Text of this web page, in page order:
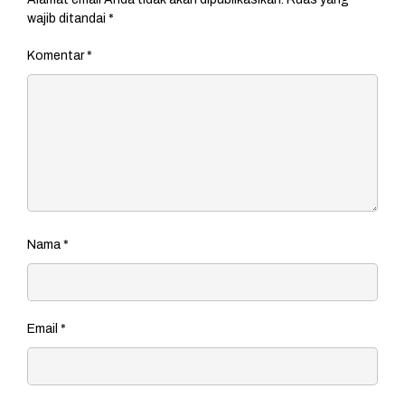
wajib ditandai *
Komentar*
Nama *
Email *